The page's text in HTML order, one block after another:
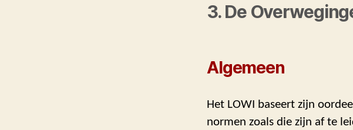
3. De
Algemeen
Het LOWI baseert zijn
normen zoals die zijn af te